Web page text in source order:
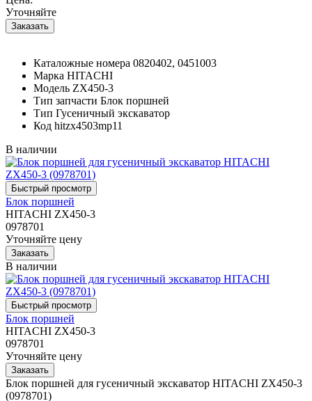
Уточняйте
Каталожные номера 0820402, 0451003
Марка HITACHI
Модель ZX450-3
Тип запчасти Блок поршней
Тип Гусеничный экскаватор
Код hitzx4503mp11
В наличии
Блок поршней
HITACHI ZX450-3
0978701
Уточняйте цену
В наличии
Блок поршней
HITACHI ZX450-3
0978701
Уточняйте цену
Блок поршней для гусеничный экскаватор HITACHI ZX450-3
(0978701)